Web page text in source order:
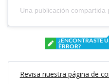
Una publicación compartida
¿ENCONTRASTE
ERROR?
Revisa nuestra página de